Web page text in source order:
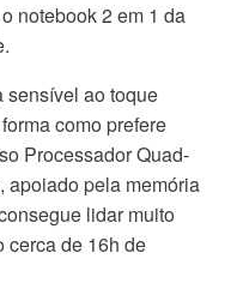
notebook 2 em 1 da
sensível ao toque
como prefere
Processador Quad-
apoiado pela memória
lidar muito
cerca de 16h de